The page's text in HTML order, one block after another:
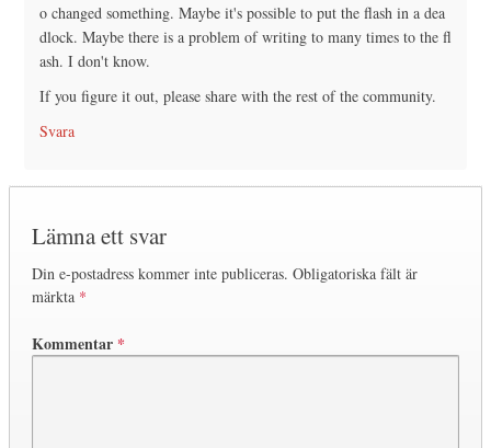
o changed something. Maybe it's possible to put the flash in a dea
dlock. Maybe there is a problem of writing to many times to the fl
ash. I don't know.
If you figure it out, please share with the rest of the community.
Svara
Lämna ett svar
Din e-postadress kommer inte publiceras. Obligatoriska fält är
märkta *
Kommentar *